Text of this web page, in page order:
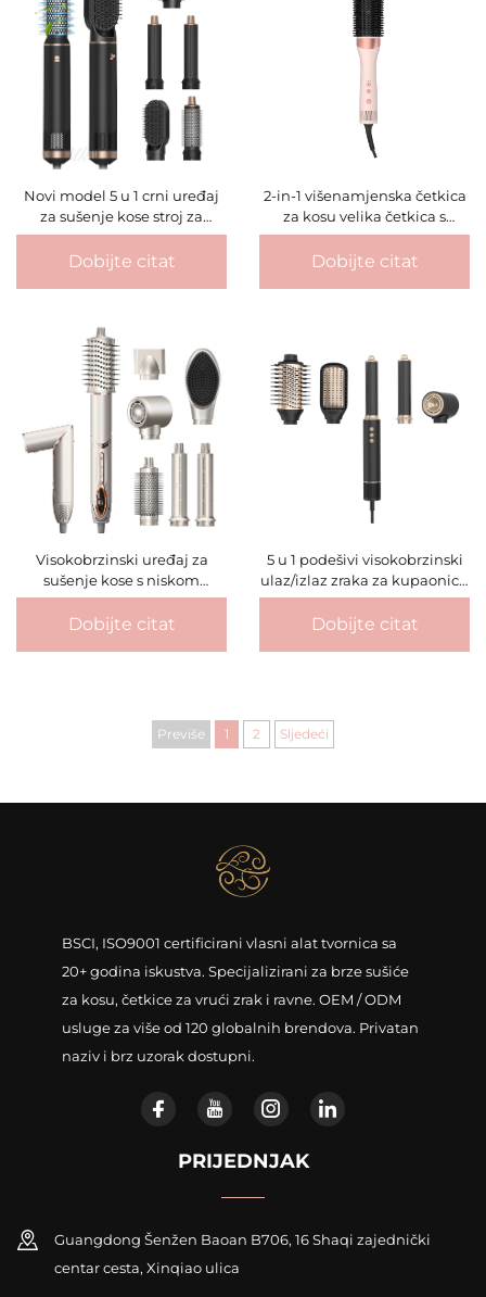
Novi model 5 u 1 crni uređaj
za sušenje kose stroj za
oblikovanje profesionalni
valjak i ispravljanje kose brzo
Dobijte citat
2-in-1 višenamjenska četkica
za kosu velika četkica s
vrućim zrakom uređaj za
valovitu i kovržavu kosu
Dobijte citat
Visokobrzinski uređaj za
sušenje kose s niskom
razinom buke
Dobijte citat
5 u 1 podešivi visokobrzinski
ulaz/izlaz zraka za kupaonicu
filter mreža s keramičkim
negativnim ionskim
Dobijte citat
Previše 1 2 Sljedeći
BSCI, ISO9001 certificirani vlasni alat tvornica sa
20+ godina iskustva. Specijalizirani za brze sušiće
za kosu, četkice za vrući zrak i ravne. OEM / ODM
usluge za više od 120 globalnih brendova. Privatan
naziv i brz uzorak dostupni.
PRIJEDNJAK
Guangdong Šenžen Baoan B706, 16 Shaqi zajednički
centar cesta, Xinqiao ulica